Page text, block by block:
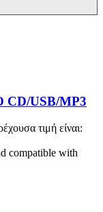
CD/USB/MP3
τιμή είναι:
compatible with